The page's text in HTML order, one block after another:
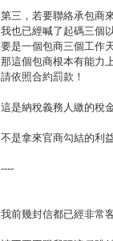
第三，若要聯絡承包商
我也已經喊了起碼三個
要是一個包商三個工作
那這個包商根本有能力
請依照合約罰款！
這是納稅義務人繳的稅
不是拿來官商勾結的利
----
我前幾封信都已經非常